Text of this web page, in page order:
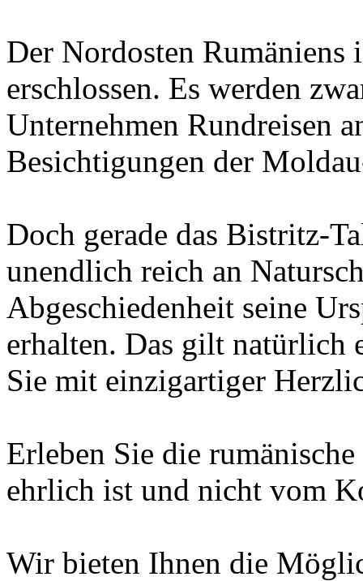
Der Nordosten
erschlossen. Es werden
Unternehmen Rundreisen
Besichtigungen der
Doch gerade das Bistritz-
unendlich reich an
Abgeschiedenheit seine
erhalten. Das gilt natürlich
Sie mit einzigartiger
Erleben Sie die
ehrlich ist und nicht vom
Wir bieten Ihnen die